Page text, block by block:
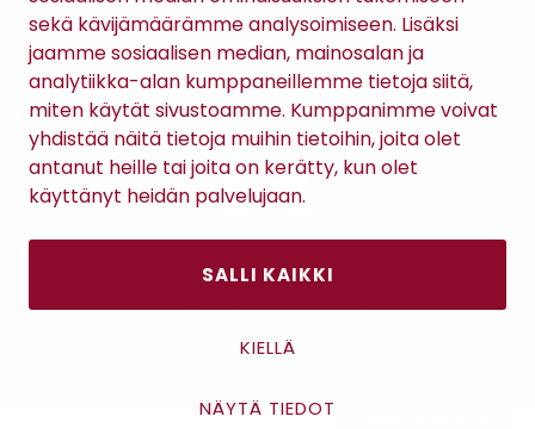
sekä kävijämäärämme analysoimiseen. Lisäksi
jaamme sosiaalisen median, mainosalan ja
analytiikka-alan kumppaneillemme tietoja siitä,
miten käytät sivustoamme. Kumppanimme voivat
yhdistää näitä tietoja muihin tietoihin, joita olet
antanut heille tai joita on kerätty, kun olet
käyttänyt heidän palvelujaan.
SALLI KAIKKI
KIELLÄ
NÄYTÄ TIEDOT
Antinkatu 17, 28100 Pori
Maksutavat